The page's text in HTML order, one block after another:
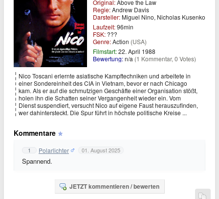
Original:Above the Law
Regie:Andrew Davis
Darsteller:Miguel Nino, Nicholas Kusenko
Laufzeit:96min
FSK: ???
Genre:Action (USA)
Filmstart:22. April 1988
Bewertung:n/a (1 Kommentar, 0 Votes)
Nico Toscani erlernte asiatische Kampftechniken und arbeitete in
einer Sondereinheit des CIA in Vietnam, bevor er nach Chicago
kam. Als er auf die schmutzigen Geschäfte einer Organisation stößt,
holen ihn die Schatten seiner Vergangenheit wieder ein. Vom
Dienst suspendiert, versucht Nico auf eigene Faust herauszufinden,
wer dahintersteckt. Die Spur führt in höchste politische Kreise ...
Kommentare
1 Polarlichter 01. August 2025
Spannend.
JETZT kommentieren / bewerten